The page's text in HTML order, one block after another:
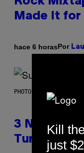
Made It for
hace 6 horasPor
PHOTO BY NIELS VAN
3 No-Skip
Turning 30
Kill
just